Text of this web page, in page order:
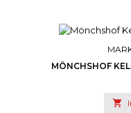
MÖNCHSHOF
